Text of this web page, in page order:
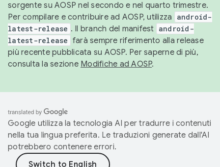
sorgente su AOSP nel secondo e nel quarto trimestre.
Per compilare e contribuire ad AOSP, utilizza
android-
latest-release . Il branch del manifest android-
latest-release farà sempre riferimento alla release
più recente pubblicata su AOSP. Per saperne di più,
consulta la sezione Modifiche ad AOSP.
Google utilizza la tecnologia AI per tradurre i contenuti
nella tua lingua preferita. Le traduzioni generate dall'AI
potrebbero contenere errori.